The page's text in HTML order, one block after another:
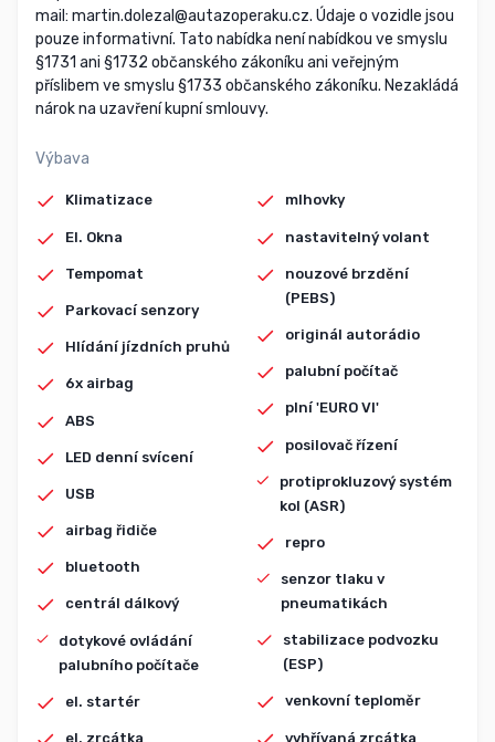
mail: martin.dolezal@autazoperaku.cz. Údaje o vozidle jsou
pouze informativní. Tato nabídka není nabídkou ve smyslu
§1731 ani §1732 občanského zákoníku ani veřejným
příslibem ve smyslu §1733 občanského zákoníku. Nezakládá
nárok na uzavření kupní smlouvy.
Výbava
Klimatizace
El. Okna
Tempomat
Parkovací senzory
Hlídání jízdních pruhů
6x airbag
ABS
LED denní svícení
USB
airbag řidiče
bluetooth
centrál dálkový
dotykové ovládání
palubního počítače
el. startér
el. zrcátka
mlhovky
nastavitelný volant
nouzové brzdění
(PEBS)
originál autorádio
palubní počítač
plní 'EURO VI'
posilovač řízení
protiprokluzový systém
kol (ASR)
repro
senzor tlaku v
pneumatikách
stabilizace podvozku
(ESP)
venkovní teploměr
vyhřívaná zrcátka